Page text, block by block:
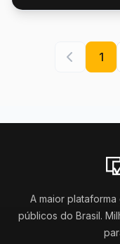
1
A maior
públicos do Brasil.